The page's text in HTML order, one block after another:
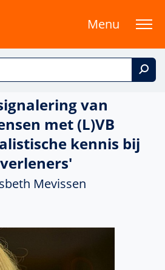
Menu
van
met (L)VB
kennis bij
Mevissen